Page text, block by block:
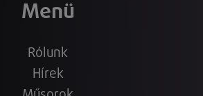
Menü
Rólunk
Hírek